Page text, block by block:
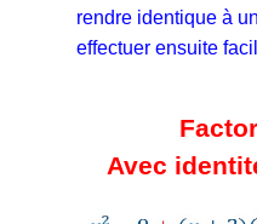
rendre identique à
effectuer ensuite
Avec